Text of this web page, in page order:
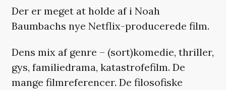
Der er meget at holde af i Noah
Baumbachs nye Netflix-producerede film.
Dens mix af genre – (sort)komedie, thriller,
gys, familiedrama, katastrofefilm. De
mange filmreferencer. De filosofiske